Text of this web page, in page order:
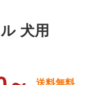
犬用